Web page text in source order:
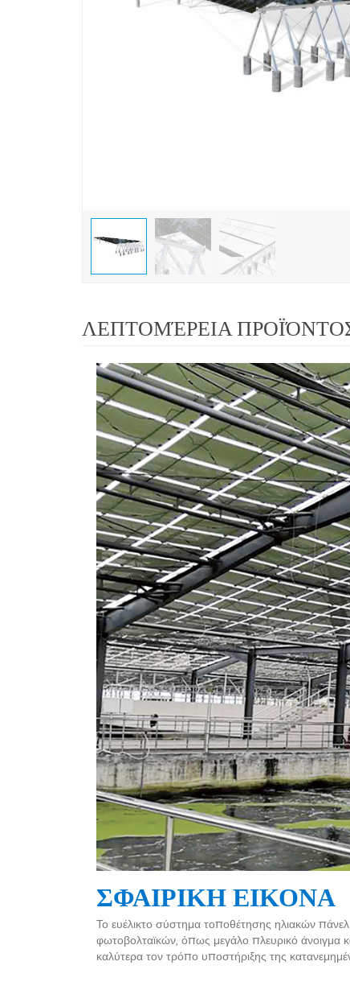
ΛΕΠΤΟΜΈΡΕΙΑ
ΣΦΑΙΡΙΚΗ ΕΙΚΟΝΑ
Το ευέλικτο σύστημα τοποθέτησης ηλιακών
φωτοβολταϊκών, όπως μεγάλο πλευρικό άνοιγμα
καλύτερα τον τρόπο υποστήριξης της